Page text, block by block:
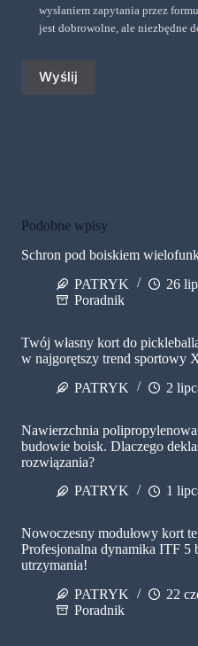
wysłaniem zapytania przez
jest dobrowolne, ale niezbędne
Wyślij
Podobne wpisy
Schron pod boiskiem
PATRYK
26
Poradnik
Twój własny kort do
w najgorętszy trend sportowy
PATRYK
2
Nawierzchnia
budowie boisk. Dlaczego
rozwiązania?
PATRYK
1
Nowoczesny modułowy kort
Profesjonalna dynamika ITF 5
utrzymania!
PATRYK
22
Poradnik